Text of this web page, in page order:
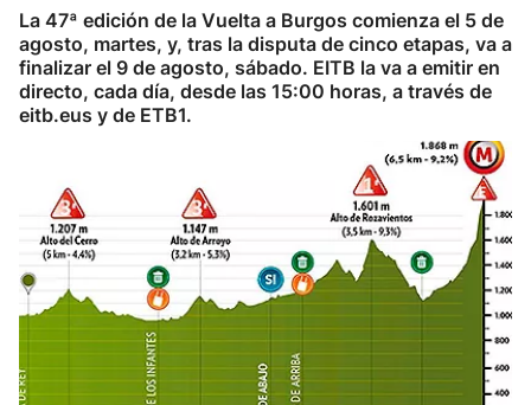
Remo
Baloncesto
Herri-kirolak
Balonmano
Kirolak 360
La 47ª edición de la Vuelta a Burgos comienza el 5 de
agosto, martes, y, tras la disputa de cinco etapas, va a
finalizar el 9 de agosto, sábado. EITB la va a emitir en
directo, cada día, desde las 15:00 horas, a través de
eitb.eus y de ETB1.